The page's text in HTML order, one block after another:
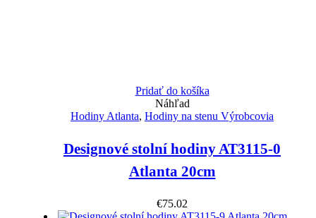
Pridať do košíka
Náhľad
Hodiny Atlanta, Hodiny na stenu Výrobcovia
Designové stolní hodiny AT3115-0
Atlanta 20cm
€75.02